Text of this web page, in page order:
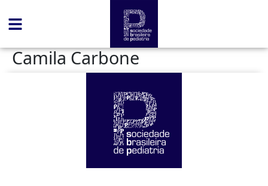
Camila Carbone